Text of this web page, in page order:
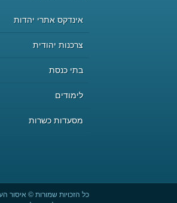
אינדקס אתרי יהדות
צרכנות יהודית
בתי כנסת
לימודים
מסעדות כשרות
כל הזכויות שמורות © איסור